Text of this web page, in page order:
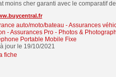
moins cher garanti avec le comparatif
auto/moto/bateau - Assurances
- Assurances Pro- Photos &
Portable Mobile Fixe
jour le 19/10/2021
fiche